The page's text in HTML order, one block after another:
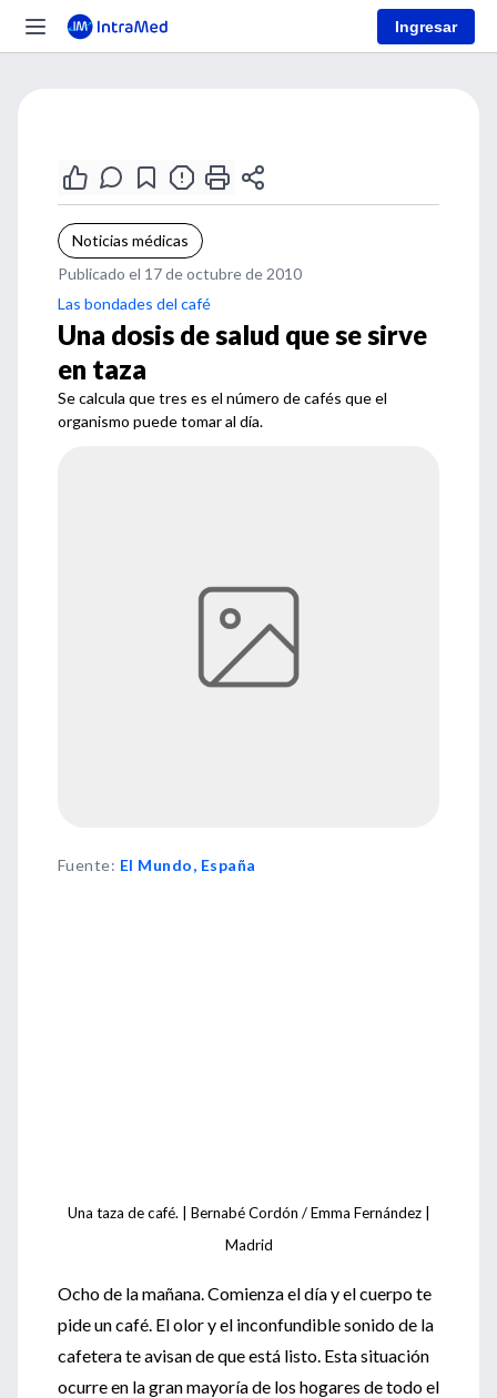
Ingresar
Noticias médicas
Publicado el 17 de octubre de 2010
Las bondades del café
Una dosis de salud que se sirve
en taza
Se calcula que tres es el número de cafés que el
organismo puede tomar al día.
Fuente: El Mundo, España
Una taza de café. | Bernabé Cordón / Emma Fernández |
Madrid
Ocho de la mañana. Comienza el día y el cuerpo te
pide un café. El olor y el inconfundible sonido de la
cafetera te avisan de que está listo. Esta situación
ocurre en la gran mayoría de los hogares de todo el